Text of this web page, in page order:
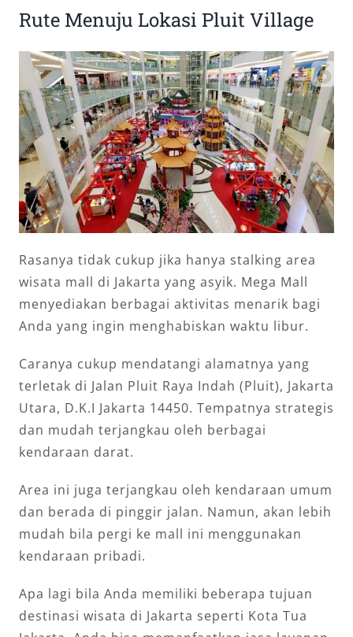
Rute Menuju Lokasi Pluit Village
Rasanya tidak cukup jika hanya stalking area
wisata mall di Jakarta yang asyik. Mega Mall
menyediakan berbagai aktivitas menarik bagi
Anda yang ingin menghabiskan waktu libur.
Caranya cukup mendatangi alamatnya yang
terletak di Jalan Pluit Raya Indah (Pluit), Jakarta
Utara, D.K.I Jakarta 14450. Tempatnya strategis
dan mudah terjangkau oleh berbagai
kendaraan darat.
Area ini juga terjangkau oleh kendaraan umum
dan berada di pinggir jalan. Namun, akan lebih
mudah bila pergi ke mall ini menggunakan
kendaraan pribadi.
Apa lagi bila Anda memiliki beberapa tujuan
destinasi wisata di Jakarta seperti Kota Tua